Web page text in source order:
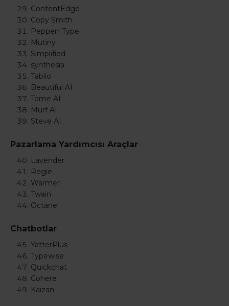
ContentEdge
Copy Smith
Pepperr Type
Mutiny
Simplified
synthesia
Tablio
Beautiful AI
Tome AI
Murf AI
Steve AI
Pazarlama Yardımcısı Araçlar
Lavender
Regie
Warmer
Twain
Octane
Chatbotlar
YatterPlus
Typewise
Quickchat
Cohere
Kaizan